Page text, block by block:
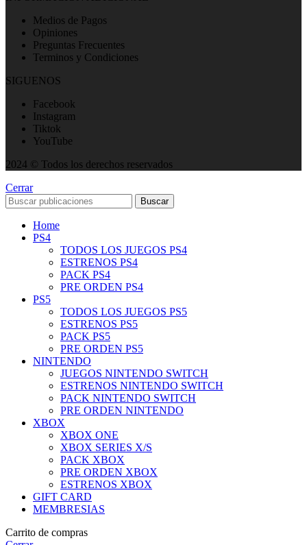
Medios de Pagos
Opiniones
Preguntas Frecuentes
Terminos y Condiciones
SIGUENOS
Facebook
Instagram
Tiktok
YouTube
2024 © Todos los derechos reservados
Cerrar
Buscar
Home
PS4
TODOS LOS JUEGOS PS4
ESTRENOS PS4
PACK PS4
PRE ORDEN PS4
PS5
TODOS LOS JUEGOS PS5
ESTRENOS PS5
PACK PS5
PRE ORDEN PS5
NINTENDO
JUEGOS NINTENDO SWITCH
ESTRENOS NINTENDO SWITCH
PACK NINTENDO SWITCH
PRE ORDEN NINTENDO
XBOX
XBOX ONE
XBOX SERIES X/S
PACK XBOX
PRE ORDEN XBOX
ESTRENOS XBOX
GIFT CARD
MEMBRESIAS
Carrito de compras